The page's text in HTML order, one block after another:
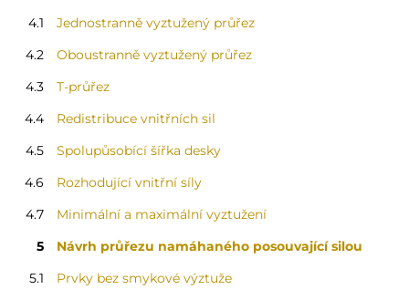
4.1
Jednostranně vyztužený průřez
4.2
Oboustranně vyztužený průřez
4.3
T-průřez
4.4
Redistribuce vnitřních sil
4.5
Spolupůsobící šířka desky
4.6
Rozhodující vnitřní síly
4.7
Minimální a maximální vyztužení
5
Návrh průřezu namáhaného posouvající silou
5.1
Prvky bez smykové výztuže